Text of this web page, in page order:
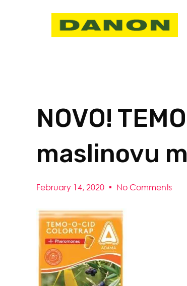
NOVO!
maslinovu
February 14, 2020 No Comments